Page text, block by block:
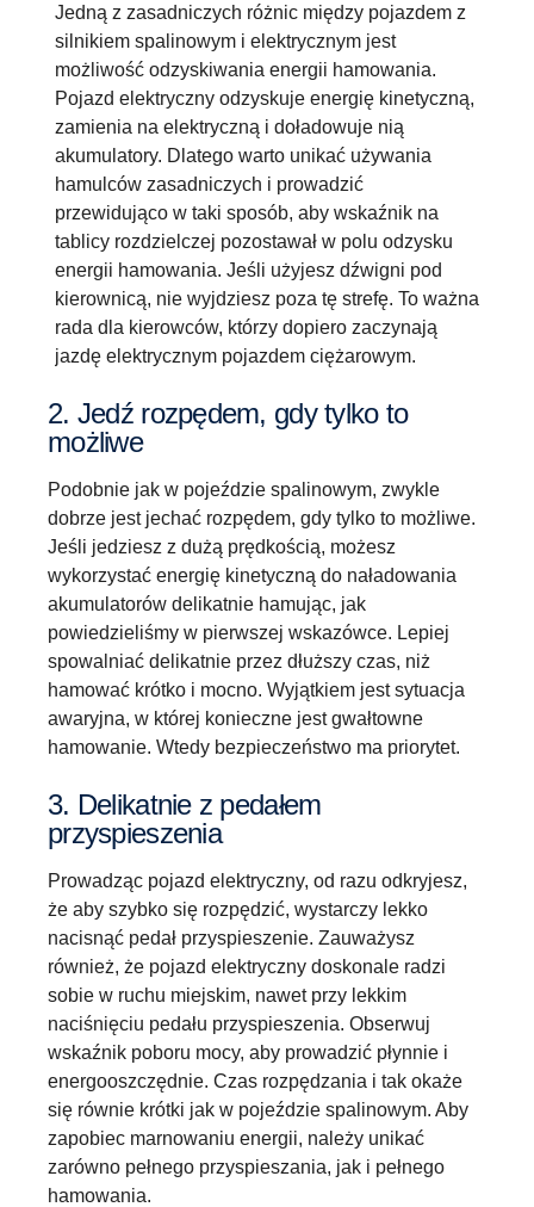
Jedną z zasadniczych różnic między pojazdem z
silnikiem spalinowym i elektrycznym jest
możliwość odzyskiwania energii hamowania.
Pojazd elektryczny odzyskuje energię kinetyczną,
zamienia na elektryczną i doładowuje nią
akumulatory. Dlatego warto unikać używania
hamulców zasadniczych i prowadzić
przewidująco w taki sposób, aby wskaźnik na
tablicy rozdzielczej pozostawał w polu odzysku
energii hamowania. Jeśli użyjesz dźwigni pod
kierownicą, nie wyjdziesz poza tę strefę. To ważna
rada dla kierowców, którzy dopiero zaczynają
jazdę elektrycznym pojazdem ciężarowym.
2. Jedź rozpędem, gdy tylko to
możliwe
Podobnie jak w pojeździe spalinowym, zwykle
dobrze jest jechać rozpędem, gdy tylko to możliwe.
Jeśli jedziesz z dużą prędkością, możesz
wykorzystać energię kinetyczną do naładowania
akumulatorów delikatnie hamując, jak
powiedzieliśmy w pierwszej wskazówce. Lepiej
spowalniać delikatnie przez dłuższy czas, niż
hamować krótko i mocno. Wyjątkiem jest sytuacja
awaryjna, w której konieczne jest gwałtowne
hamowanie. Wtedy bezpieczeństwo ma priorytet.
3. Delikatnie z pedałem
przyspieszenia
Prowadząc pojazd elektryczny, od razu odkryjesz,
że aby szybko się rozpędzić, wystarczy lekko
nacisnąć pedał przyspieszenie. Zauważysz
również, że pojazd elektryczny doskonale radzi
sobie w ruchu miejskim, nawet przy lekkim
naciśnięciu pedału przyspieszenia. Obserwuj
wskaźnik poboru mocy, aby prowadzić płynnie i
energooszczędnie. Czas rozpędzania i tak okaże
się równie krótki jak w pojeździe spalinowym. Aby
zapobiec marnowaniu energii, należy unikać
zarówno pełnego przyspieszania, jak i pełnego
hamowania.